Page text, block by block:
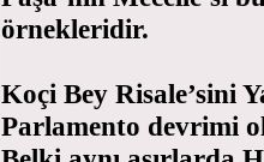
örnekleridir.
Koçi Bey Risale’sini
Parlamento devrimi